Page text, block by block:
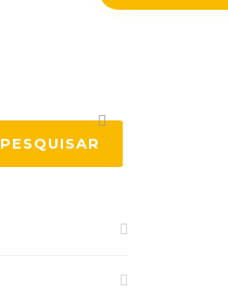
PESQUISAR